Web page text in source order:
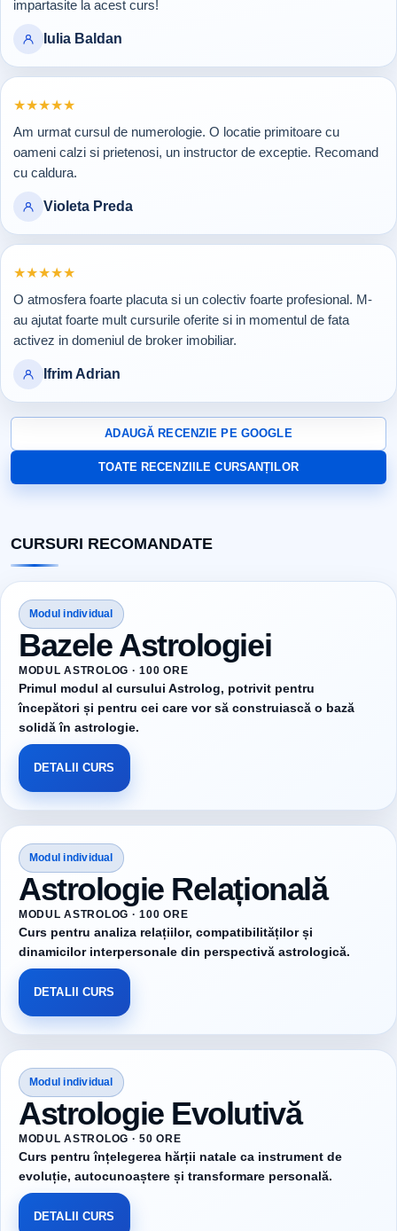
impartasite la acest curs!
Iulia Baldan
Rating 5 din 5
★★★★★
Am urmat cursul de numerologie. O locatie primitoare cu
oameni calzi si prietenosi, un instructor de exceptie. Recomand
cu caldura.
Violeta Preda
Rating 5 din 5
★★★★★
O atmosfera foarte placuta si un colectiv foarte profesional. M-
au ajutat foarte mult cursurile oferite si in momentul de fata
activez in domeniul de broker imobiliar.
Ifrim Adrian
ADAUGĂ RECENZIE PE GOOGLE
TOATE RECENZIILE CURSANȚILOR
CURSURI RECOMANDATE
Modul individual
Bazele Astrologiei
MODUL ASTROLOG · 100 ORE
Primul modul al cursului Astrolog, potrivit pentru
începători și pentru cei care vor să construiască o bază
solidă în astrologie.
DETALII CURS
Modul individual
Astrologie Relațională
MODUL ASTROLOG · 100 ORE
Curs pentru analiza relațiilor, compatibilităților și
dinamicilor interpersonale din perspectivă astrologică.
DETALII CURS
Modul individual
Astrologie Evolutivă
MODUL ASTROLOG · 50 ORE
Curs pentru înțelegerea hărții natale ca instrument de
evoluție, autocunoaștere și transformare personală.
DETALII CURS